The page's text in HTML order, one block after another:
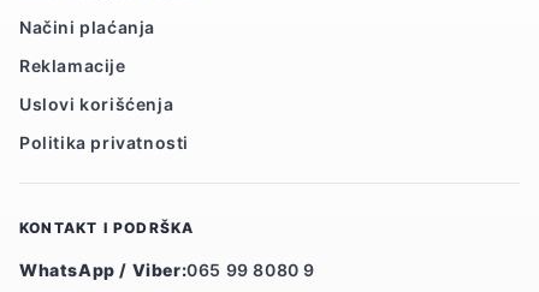
Načini plaćanja
Reklamacije
Uslovi korišćenja
Politika privatnosti
KONTAKT I PODRŠKA
WhatsApp / Viber:065 99 8080 9